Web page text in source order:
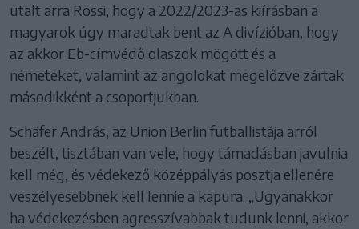
utalt arra Rossi, hogy a 2022/2023-as kiírásban a
magyarok úgy maradtak bent az A divízióban, hogy
az akkor Eb-címvédő olaszok mögött és a
németeket, valamint az angolokat megelőzve zártak
másodikként a csoportjukban.
Schäfer András, az Union Berlin futballistája arról
beszélt, tisztában van vele, hogy támadásban javulnia
kell még, és védekező középpályás posztja ellenére
veszélyesebbnek kell lennie a kapura. „Ugyanakkor
ha védekezésben agresszívabbak tudunk lenni, akkor